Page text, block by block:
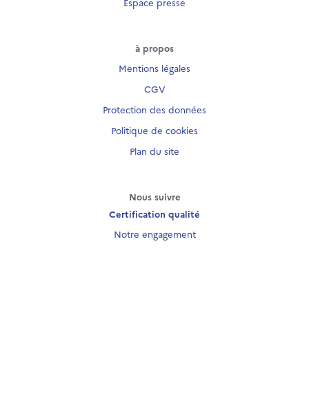
à propos
Mentions légales
CGV
Protection des données
Politique de cookies
Plan du site
Nous suivre
Certification qualité
Notre engagement